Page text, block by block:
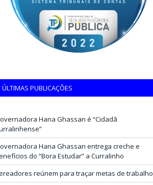
ÚLTIMAS PUBLICAÇÕES
Hana Ghassan é “Cidadã
Hana Ghassan entrega creche e
do “Bora Estudar” a Curralinho
reúnem para traçar metas de trabalho